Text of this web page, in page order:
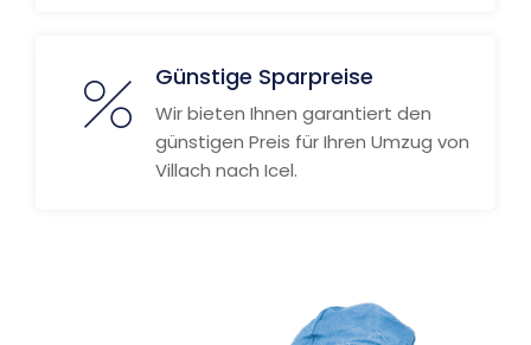
Günstige Sparpreise
Wir bieten Ihnen garantiert den
günstigen Preis für Ihren Umzug von
Villach nach Icel.